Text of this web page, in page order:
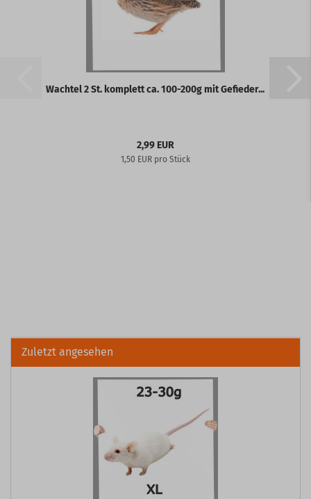
Wachtel 2 St. komplett ca. 100-200g mit Gefieder...
2,99 EUR
1,50 EUR pro Stück
Zuletzt angesehen